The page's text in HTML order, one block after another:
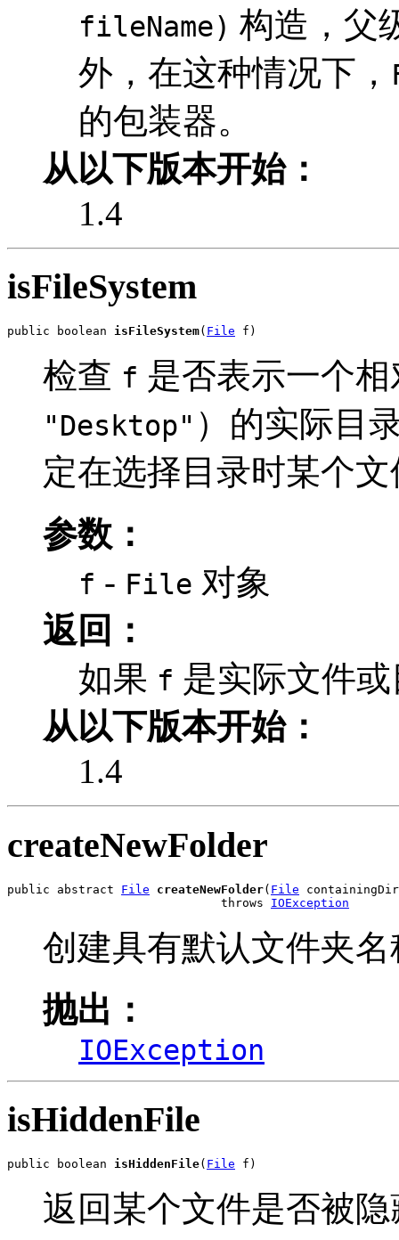
fileName) 构造，父
外，在这种情况下，
的包装器。
从以下版本开始：
1.4
isFileSystem
public boolean isFileSystem( File f)
检查 f 是否表示一个
"Desktop" ）的实际目
定在选择目录时某个
参数：
f - File 对象
返回：
如果 f 是实际文件
从以下版本开始：
1.4
createNewFolder
public abstract File createNewFolder( File
                              throws
IOException
创建具有默认文件夹
抛出：
IOException
isHiddenFile
public boolean isHiddenFile( File f)
返回某个文件是否被隐